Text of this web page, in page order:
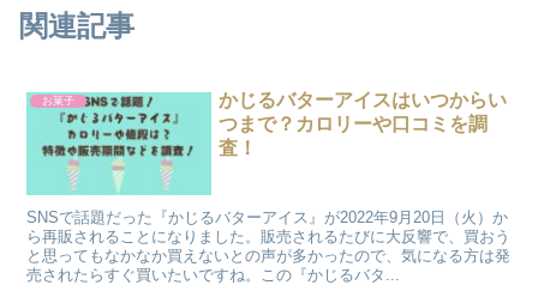
関連記事
お菓子
かじるバターアイスはいつからい
つまで？カロリーや口コミを調
査！
SNSで話題だった『かじるバターアイス』が2022年9月20日（火）か
ら再販されることになりました。販売されるたびに大反響で、買おう
と思ってもなかなか買えないとの声が多かったので、気になる方は発
売されたらすぐ買いたいですね。この『かじるバタ...